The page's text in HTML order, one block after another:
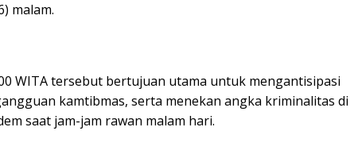
malam.
WITA tersebut bertujuan utama untuk mengantisipasi
kamtibmas, serta menekan angka kriminalitas di
saat jam-jam rawan malam hari.